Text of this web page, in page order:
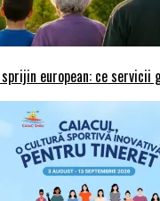
european: ce